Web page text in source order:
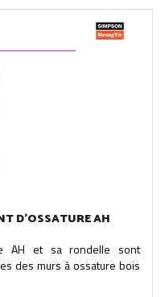
D'OSSATURE AH
AH et sa rondelle sont
des murs à ossature bois